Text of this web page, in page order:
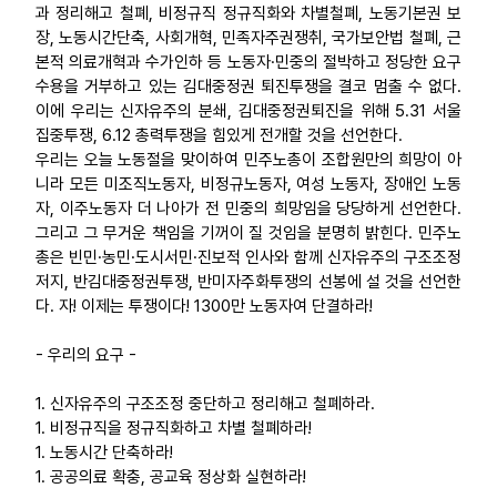
과 정리해고 철폐, 비정규직 정규직화와 차별철폐, 노동기본권 보
장, 노동시간단축, 사회개혁, 민족자주권쟁취, 국가보안법 철폐, 근
본적 의료개혁과 수가인하 등 노동자·민중의 절박하고 정당한 요구
수용을 거부하고 있는 김대중정권 퇴진투쟁을 결코 멈출 수 없다.
이에 우리는 신자유주의 분쇄, 김대중정권퇴진을 위해 5.31 서울
집중투쟁, 6.12 총력투쟁을 힘있게 전개할 것을 선언한다.
우리는 오늘 노동절을 맞이하여 민주노총이 조합원만의 희망이 아
니라 모든 미조직노동자, 비정규노동자, 여성 노동자, 장애인 노동
자, 이주노동자 더 나아가 전 민중의 희망임을 당당하게 선언한다.
그리고 그 무거운 책임을 기꺼이 질 것임을 분명히 밝힌다. 민주노
총은 빈민·농민·도시서민·진보적 인사와 함께 신자유주의 구조조정
저지, 반김대중정권투쟁, 반미자주화투쟁의 선봉에 설 것을 선언한
다. 자! 이제는 투쟁이다! 1300만 노동자여 단결하라!
- 우리의 요구 -
1. 신자유주의 구조조정 중단하고 정리해고 철폐하라.
1. 비정규직을 정규직화하고 차별 철폐하라!
1. 노동시간 단축하라!
1. 공공의료 확충, 공교육 정상화 실현하라!